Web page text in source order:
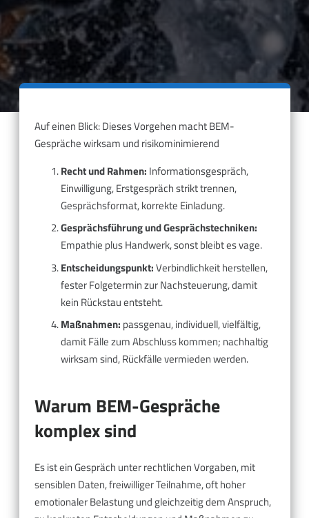
Auf einen Blick: Dieses Vorgehen macht BEM-
Gespräche wirksam und risikominimierend
Recht und Rahmen: Informationsgespräch,
Einwilligung, Erstgespräch strikt trennen,
Gesprächsformat, korrekte Einladung.
Gesprächsführung und Gesprächstechniken:
Empathie plus Handwerk, sonst bleibt es vage.
Entscheidungspunkt:Verbindlichkeit herstellen,
fester Folgetermin zur Nachsteuerung, damit
kein Rückstau entsteht.
Maßnahmen: passgenau, individuell, vielfältig,
damit Fälle zum Abschluss kommen; nachhaltig
wirksam sind, Rückfälle vermieden werden.
Warum BEM-Gespräche
komplex sind
Es ist ein Gespräch unter rechtlichen Vorgaben, mit
sensiblen Daten, freiwilliger Teilnahme, oft hoher
emotionaler Belastung und gleichzeitig dem Anspruch,